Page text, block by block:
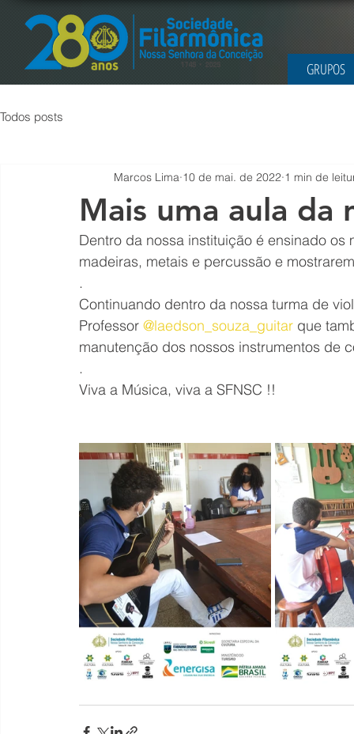
GRUPOS
Todos posts
Mais uma aula da
Marcos Lima 10 de mai. de 2022 1 min de
Dentro da nossa instituição é ensinado
madeiras, metais e percussão e
.
Continuando dentro da nossa turma de
Professor @laedson_souza_guitar que
manutenção dos nossos instrumentos de
.
Viva a Música, viva a SFNSC !!